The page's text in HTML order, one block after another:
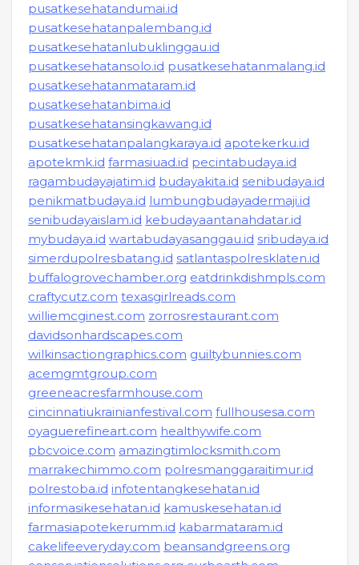
pusatkesehatandumai.id
pusatkesehatanpalembang.id
pusatkesehatanlubuklinggau.id
pusatkesehatansolo.id pusatkesehatanmalang.id
pusatkesehatanmataram.id
pusatkesehatanbima.id
pusatkesehatansingkawang.id
pusatkesehatanpalangkaraya.id apotekerku.id
apotekmk.id farmasiuad.id pecintabudaya.id
ragambudayajatim.id budayakita.id senibudaya.id
penikmatbudaya.id lumbungbudayadermaji.id
senibudayaislam.id kebudayaantanahdatar.id
mybudaya.id wartabudayasanggau.id sribudaya.id
simerdupolresbatang.id satlantaspolresklaten.id
buffalogrovechamber.org eatdrinkdishmpls.com
craftycutz.com texasgirlreads.com
williemcginest.com zorrosrestaurant.com
davidsonhardscapes.com
wilkinsactiongraphics.com guiltybunnies.com
acemgmtgroup.com
greeneacresfarmhouse.com
cincinnatiukrainianfestival.com fullhousesa.com
oyaguerefineart.com healthywife.com
pbcvoice.com amazingtimlocksmith.com
marrakechimmo.com polresmanggaraitimur.id
polrestoba.id infotentangkesehatan.id
informasikesehatan.id kamuskesehatan.id
farmasiapotekerumm.id kabarmataram.id
cakelifeeveryday.com beansandgreens.org